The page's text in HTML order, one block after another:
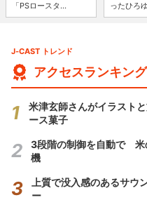
「PSロースタ...
ったひろ
J-CAST トレンド
アクセスランキング
米津玄師さんがイラスト
ース菓子
3段階の制御を自動で 米
機
上質で没入感のあるサ
ー